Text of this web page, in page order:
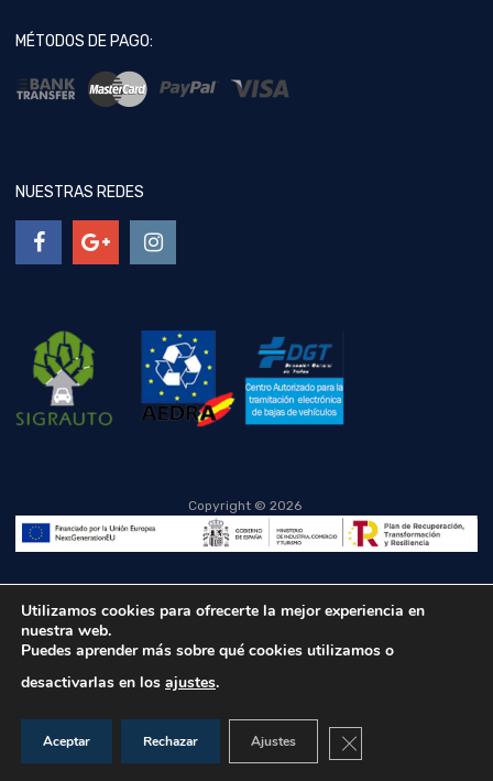
MÉTODOS DE PAGO:
NUESTRAS REDES
Copyright © 2026
Utilizamos cookies para ofrecerte la mejor experiencia en
nuestra web.
Puedes aprender más sobre qué cookies utilizamos o
desactivarlas en los ajustes.
Aceptar Rechazar Ajustes Cerrar el banner de